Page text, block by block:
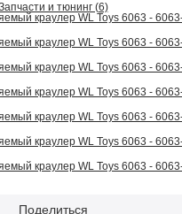
Детские игрушки
Конструкторы
и тюнинг (6)
Поделиться